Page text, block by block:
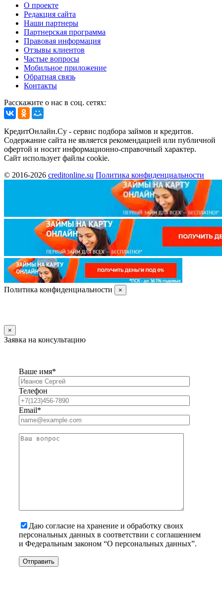
О проекте
Редакция сайта
Наши партнеры
Партнерская программа
Правовая информация
Отзывы клиентов
Частые вопросы
Мобильное приложение
Обратная связь
Контакты
Расскажите о нас в соц. сетях:
КредитОнлайн.Су - сервис подбора займов и кредитов.
Содержание сайта не является рекомендацией или публичной
офертой и носит информационно-справочный характер.
Сайт использует файлы cookie.
© 2016-2026 creditonline.su Политика конфиденциальности
Политика конфиденциальности ×
×
Заявка на консультацию
Ваше имя*
Телефон
Email*
Даю согласие на хранение и обработку своих
персональных данных в соответствии с соглашением
и Федеральным законом “О персональных данных”.